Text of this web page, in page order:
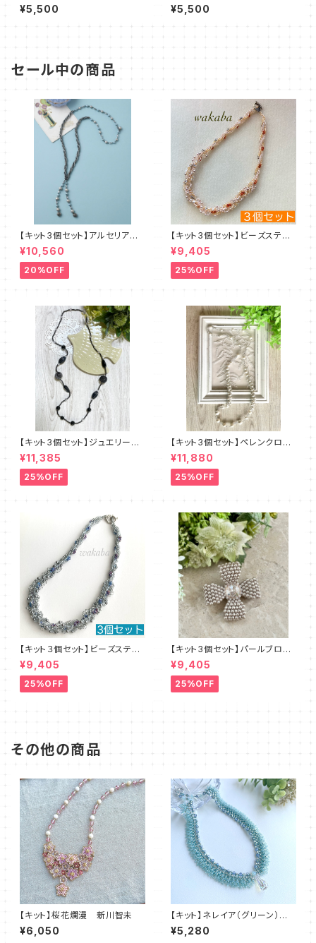
系）澤田美子
¥5,500 田美子
¥5,500
セール中の商品
【キット3個セット】アルセリア
新川智未
¥10,560
20%OFF
【キット3個セット】ビーズステッ
チキット・エクルー デザイン：
清水理子
¥9,405
25%OFF
【キット3個セット】ジュエリーク
ロッシェロングネックレス《ルン
ト》クロ amu＋塩川千映子 a
mu
¥11,385
25%OFF
【キット3個セット】ペレンクロッ
シェ《ペルルロング》全2色 amu
＋塩川千映子
¥11,880
25%OFF
【キット３個セット】ビーズステッ
チキット・ブルーレース デザイ
ン：清水理子
¥9,405
25%OFF
【キット3個セット】パールブロー
チ（ピンクベージュ）澤田美子
¥9,405
25%OFF
その他の商品
【キット】桜花爛漫 新川智未
¥6,050
【キット】ネレイア（グリーン）新
川智未
¥5,280